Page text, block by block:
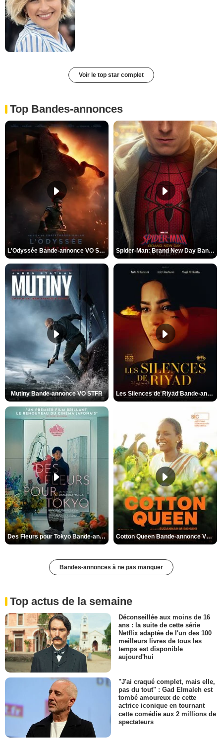
Voir le top star complet
Top Bandes-annonces
L'Odyssée Bande-annonce VO STFR Spider-Man: Brand New Day Bande-annonce VO STFR
Mutiny Bande-annonce VO STFR Les Silences de Riyad Bande-annonce VO STFR
Des Fleurs pour Tokyo Bande-annonce VO STFR Cotton Queen Bande-annonce VO STFR
Bandes-annonces à ne pas manquer
Top actus de la semaine
Déconseillée aux moins de 16
ans : la suite de cette série
Netflix adaptée de l'un des 100
meilleurs livres de tous les
temps est disponible
aujourd'hui
"J'ai craqué complet, mais elle,
pas du tout" : Gad Elmaleh est
tombé amoureux de cette
actrice iconique en tournant
cette comédie aux 2 millions de
spectateurs